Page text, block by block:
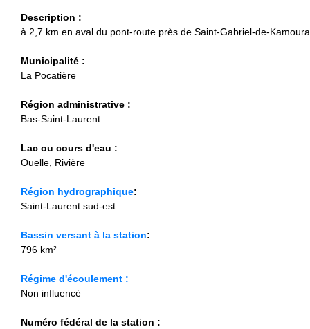
Description :
à 2,7 km en aval du pont-route près de Saint-Gabriel-de-
Municipalité :
La Pocatière
Région administrative :
Bas-Saint-Laurent
Lac ou cours d'eau :
Ouelle, Rivière
Région hydrographique:
Saint-Laurent sud-est
Bassin versant à la station:
796 km²
Régime d'écoulement :
Non influencé
Numéro fédéral de la station :